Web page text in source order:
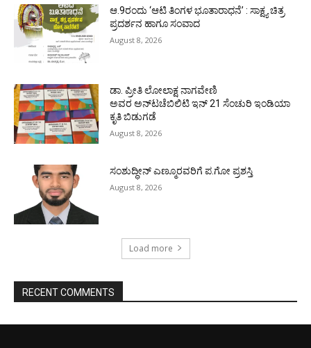
ಆ.9ರಂದು ‘ಆಟಿ ತಿಂಗಳ ಭೂತಾರಾಧನೆ’ : ಸಾಕ್ಷ್ಯ ಚಿತ್ರ
ಪ್ರದರ್ಶನ ಹಾಗೂ ಸಂವಾದ
August 8, 2026
ಡಾ. ಪ್ರೀತಿ ಲೋಲಾಕ್ಷ ನಾಗವೇಣಿ
ಅವರ ಅನ್‌ಟಚೆಬಿಲಿಟಿ ಇನ್ 21 ಸೆಂಚುರಿ ಇಂಡಿಯಾ
ಕೃತಿ ಬಿಡುಗಡೆ
August 8, 2026
ಸಂಶುದ್ಧೀನ್ ಎಣ್ಮೂರವರಿಗೆ ಪ.ಗೋ ಪ್ರಶಸ್ತಿ
August 8, 2026
Load more
RECENT COMMENTS